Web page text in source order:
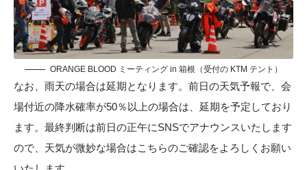
ORANGE BLOOD ミーティング in 箱根（受付の KTM テント）
なお、雨天の場合は延期となります。前日の天気予報で、会
場付近の降水確率が50％以上の場合は、延期を予定しており
ます。最終判断は前日の正午にSNSでアナウンスいたします
ので、天気が微妙な場合はこちらのご確認をよろしくお願い